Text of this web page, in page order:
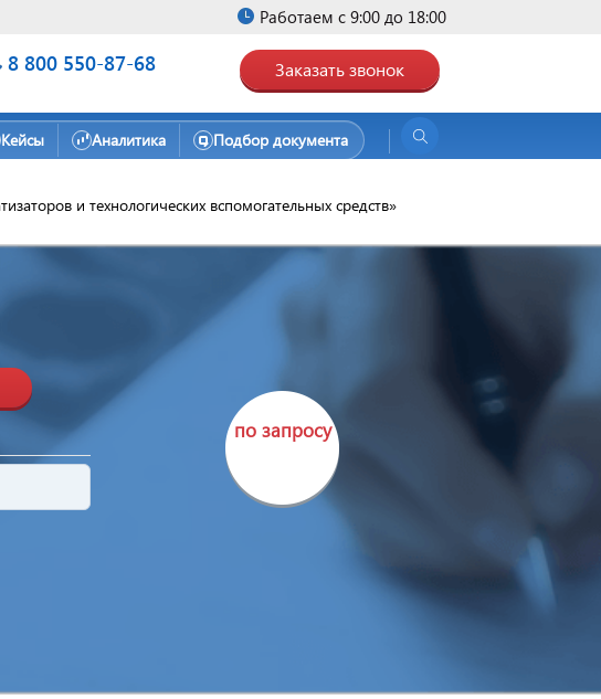
Работаем с 9:00 до 18:00
8 800 550-87-68 Заказать звонок
Кейсы Аналитика Подбор документа
и технологических вспомогательных средств»
по запросу